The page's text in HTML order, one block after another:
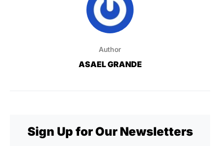
Author
ASAEL GRANDE
Sign Up for Our Newsletters